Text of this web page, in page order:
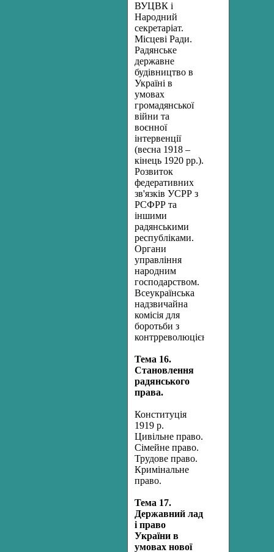
ВУЦВК і
Народний
секретаріат.
Місцеві Ради.
Радянське
державне
будівництво в
Україні в
умовах
громадянської
війни та
воєнної
інтервенції
(весна 1918 –
кінець 1920 рр.).
Розвиток
федеративних
зв'язків УСРР з
РСФРР та
іншими
радянськими
республіками.
Органи
управління
народним
господарством.
Всеукраїнська
надзвичайна
комісія для
боротьби з
контрреволюцією.
Тема 16.
Становлення
радянського
права.
Конституція
1919 р.
Цивільне право.
Сімейне право.
Трудове право.
Кримінальне
право.
Тема 17.
Державний лад
і право
України в
умовах нової